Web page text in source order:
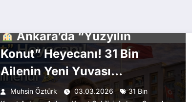
Ankara’da “Yüzyılın
Konut” Heyecanı! 31 Bin
Ailenin Yeni Yuvası
Belirlendi
Muhsin Öztürk 03.03.2026
31 Bin